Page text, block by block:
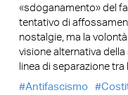
«sdoganamento» del
tentativo di
nostalgie, ma la
visione alternativa della
linea di separazione
Antifascismo